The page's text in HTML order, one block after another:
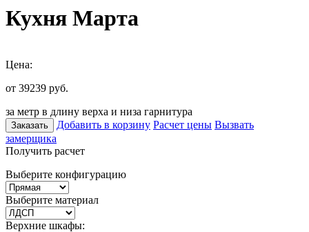
Кухня Марта
Цена:
от 39239 руб.
за метр в длину верха и низа гарнитура
Заказать Добавить в корзину Расчет цены Вызвать
замерщика
Получить расчет
Выберите конфигурацию
Выберите материал
Верхние шкафы: